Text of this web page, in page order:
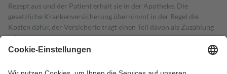
Rezept aus und der Patient erhält sie in der Apotheke. Die
gesetzliche Krankenversicherung übernimmt in der Regel die
Kosten dafür, der Versicherte trägt einen Teil davon als Zuzahlung
mit.
Grundsätzlich leisten Mitglieder Zuzahlungen in Höhe von zehn
höchstens zehn Euro.
Es sind jedoch nie mehr als die tatsächlichen